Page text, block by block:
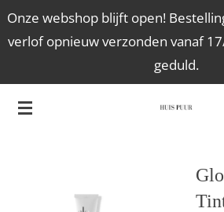
Ga
direct
de
hoofdinhoud
Onze webshop blijft open!
verlof opnieuw verzonden vanaf
geduld.